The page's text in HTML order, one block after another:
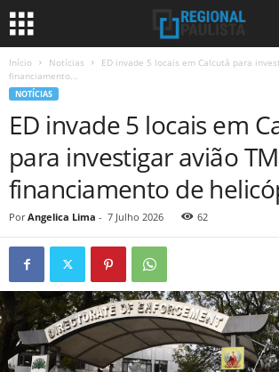
Início Notícias
ED invade 5 locais em Calcutá para
financiamento...
NOTÍCIAS
ED invade 5 locais em
para investigar avião
financiamento de
Por Angelica Lima - 7 Julho 2026 62